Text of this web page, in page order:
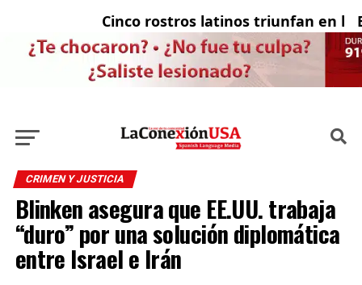
Cinco rostros latinos triunfan en laEl
CRIMEN Y JUSTICIA
Blinken asegura que EE.UU. trabaja
“duro” por una solución diplomática
entre Israel e Irán